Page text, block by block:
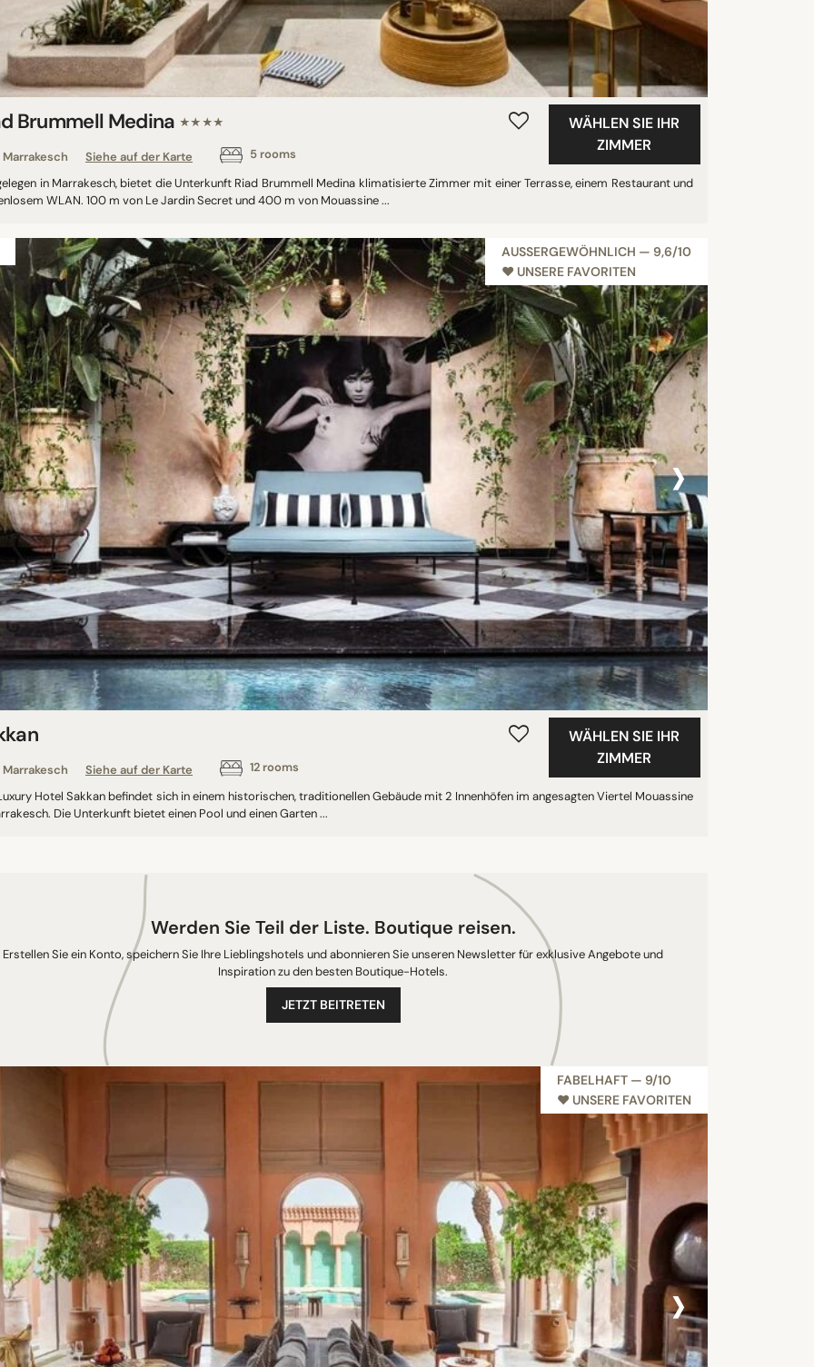
Brummell Medina ★★★★
Marrakesch Siehe auf der Karte 5 rooms
WÄHLEN SIE IHR
ZIMMER
in Marrakesch, bietet die Unterkunft Riad Brummell Medina klimatisierte Zimmer mit einer Terrasse, einem Restaurant und
WLAN. 100 m von Le Jardin Secret und 400 m von Mouassine ...
AUSSERGEWÖHNLICH — 9,6/10
♥︎ UNSERE FAVORITEN
›
Marrakesch Siehe auf der Karte 12 rooms
WÄHLEN SIE IHR
ZIMMER
Hotel Sakkan befindet sich in einem historischen, traditionellen Gebäude mit 2 Innenhöfen im angesagten Viertel Mouassine
Die Unterkunft bietet einen Pool und einen Garten ...
Werden Sie Teil der Liste. Boutique reisen.
Erstellen Sie ein Konto, speichern Sie Ihre Lieblingshotels und abonnieren Sie unseren Newsletter für exklusive Angebote und
Inspiration zu den besten Boutique-Hotels.
JETZT BEITRETEN
FABELHAFT — 9/10
♥︎ UNSERE FAVORITEN
›